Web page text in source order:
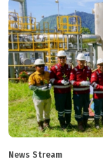
ikan mas di lubuk
Sorik Marapi
(28/4/2026). Lubuk
News Stream